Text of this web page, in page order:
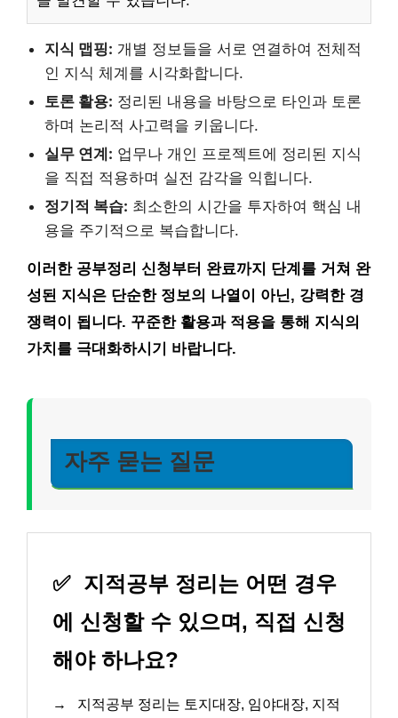
지식 맵핑: 개별 정보들을 서로 연결하여 전체적
인 지식 체계를 시각화합니다.
토론 활용: 정리된 내용을 바탕으로 타인과 토론
하며 논리적 사고력을 키웁니다.
실무 연계: 업무나 개인 프로젝트에 정리된 지식
을 직접 적용하며 실전 감각을 익힙니다.
정기적 복습: 최소한의 시간을 투자하여 핵심 내
용을 주기적으로 복습합니다.
이러한 공부정리 신청부터 완료까지 단계 를 거쳐 완
성된 지식은 단순한 정보의 나열이 아닌, 강력한 경
쟁력이 됩니다. 꾸준한 활용과 적용을 통해 지식의
가치를 극대화하시기 바랍니다.
자주 묻는 질문
✅ 지적공부 정리는 어떤 경우
에 신청할 수 있으며, 직접 신청
해야 하나요?
→
지적공부 정리는 토지대장, 임야대장, 지적